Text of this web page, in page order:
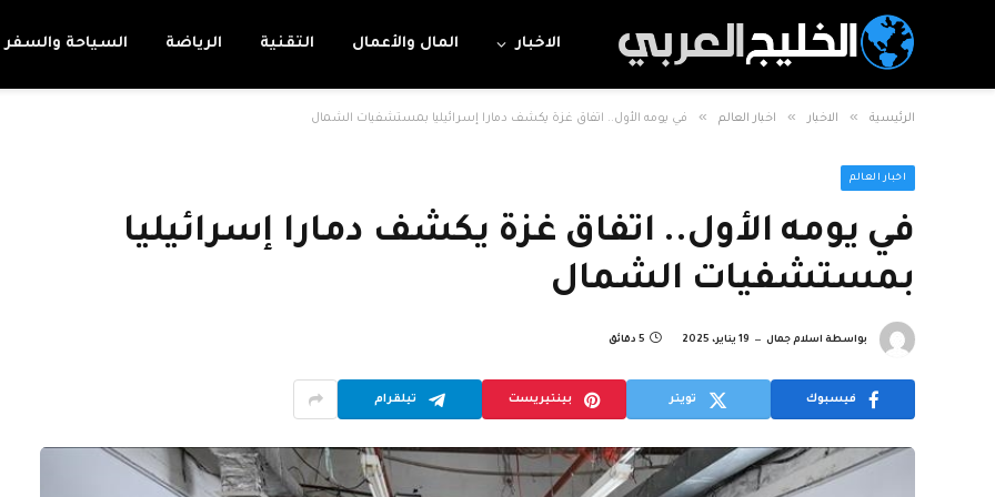
الاخبار المال والأعمال التقنية الرياضة السياحة والسفر
الرئيسية » الاخبار » اخبار العالم » في يومه الأول.. اتفاق غزة يكشف دمارا إسرائيليا بمستشفيات الشمال
اخبار العالم
في يومه الأول.. اتفاق غزة يكشف دمارا إسرائيليا
بمستشفيات الشمال
بواسطة اسلام جمال 19 يناير، 2025 5 دقائق
فيسبوك تويتر بينتيريست تيلقرام